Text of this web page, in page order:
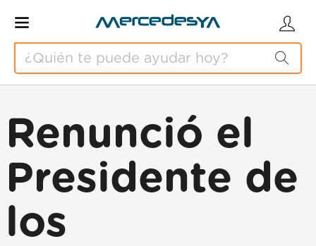
Renunció el
Presidente de
los